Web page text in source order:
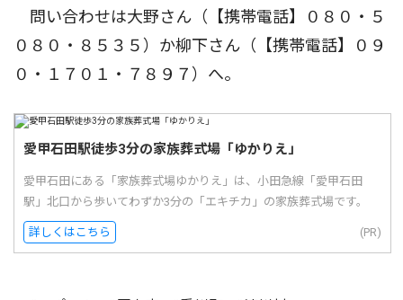
問い合わせは大野さん（【携帯電話】０８０・５
０８０・８５３５）か柳下さん（【携帯電話】０９
０・１７０１・７８９７）へ。
愛甲石田駅徒歩3分の家族葬式場「ゆかりえ」
愛甲石田にある「家族葬式場ゆかりえ」は、小田急線「愛甲石田
駅」北口から歩いてわずか3分の「エキチカ」の家族葬式場です。
詳しくはこちら (PR)